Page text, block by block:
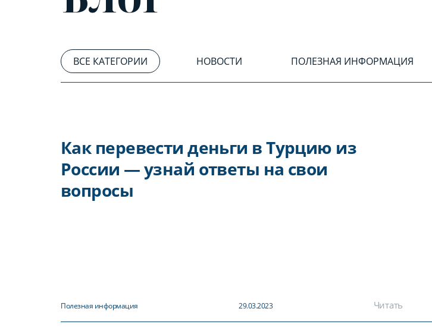
ВСЕ КАТЕГОРИИ НОВОСТИ ПОЛЕЗНАЯ ИНФОРМАЦИЯ
Как перевести деньги в Турцию из
России — узнай ответы на свои
вопросы
Полезная информация 29.03.2023 Читать